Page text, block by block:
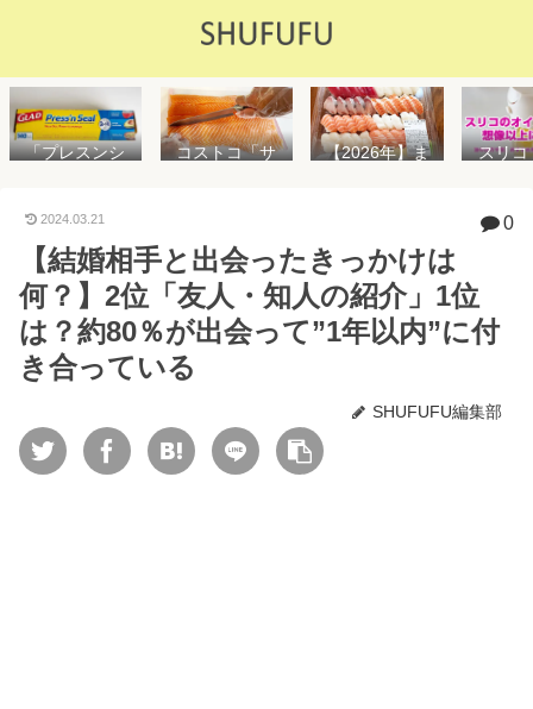
「プレスンシ
説！コストコ
る店はどこ？
粘着面に危険
性はない？
コストコ「サ
や冷凍保存方
法を紹介
【2026年】ま
が高いけど購
入するべき？
スリコ
思え
WAY
便利
2024.03.21 0
【結婚相手と出会ったきっかけは
何？】2位「友人・知人の紹介」1位
は？約80％が出会って”1年以内”に付
き合っている
SHUFUFU編集部